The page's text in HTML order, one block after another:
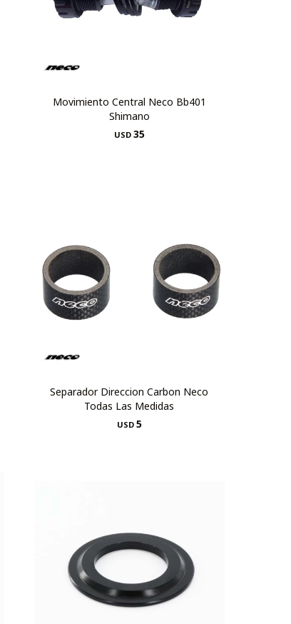
Movimiento Central Neco Bb401
Shimano
USD 35
Separador Direccion Carbon Neco
Todas Las Medidas
USD 5